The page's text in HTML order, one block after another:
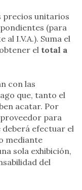
precios unitarios
(para
I.V.A.). Suma el
el total a
con las
que, tanto el
acatar. Por
para
efectuar el
mediante
sola exhibición,
del